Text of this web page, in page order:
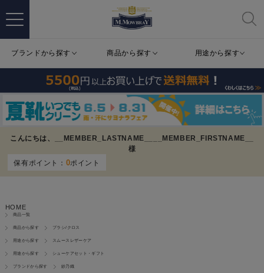
ブランドから探す 商品から探す 用途から探す
こんにちは、 __MEMBER_LASTNAME__
__MEMBER_FIRSTNAME__
様
保有ポイント： 0ポイント
HOME
商品一覧
商品から探す ブラシ/クロス
用途から探す スムースレザーケア
用途から探す シューケアセット・ギフト
ブランドから探す 紗乃織